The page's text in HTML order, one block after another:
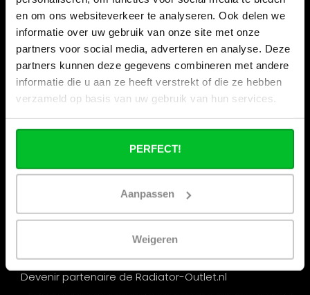
en om ons websiteverkeer te analyseren. Ook delen we
informatie over uw gebruik van onze site met onze
partners voor social media, adverteren en analyse. Deze
partners kunnen deze gegevens combineren met andere
informatie die u aan ze heeft verstrekt of die ze hebben
verzameld op basis van uw gebruik van hun services.
PERFECT!
Aanpassen
Weigeren
Informations
Vacances de la construction
Qui sommes nous ?
Nos magasins
Commande commerciale
Devenir partenaire de Radiator-Outlet.nl